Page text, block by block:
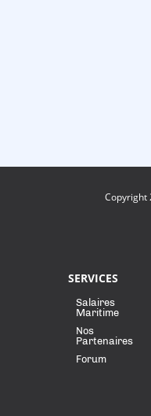
Copyright
SERVICES
Salaires
Maritime
Nos
Partenaires
Forum